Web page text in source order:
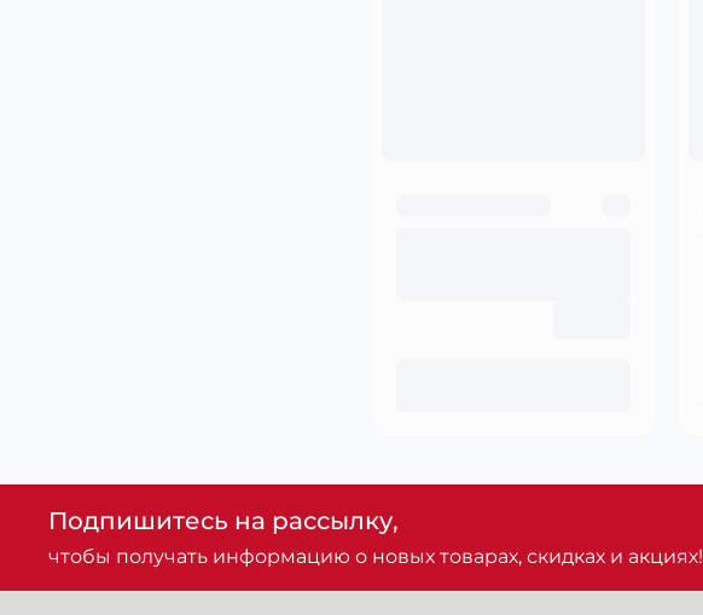
Подпишитесь на рассылку,
чтобы получать информацию о новых товарах, скидках и акциях!